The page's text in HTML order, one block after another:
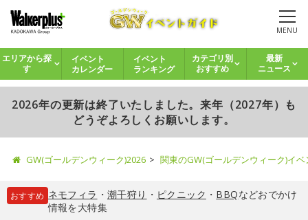
MENU
エリアから探
す
イベント
カレンダー
イベント
ランキング
カテゴリ別
おすすめ
最新
ニュース
2026年の更新は終了いたしました。来年（2027年）も
どうぞよろしくお願いします。
GW(ゴールデンウィーク)2026 関東のGW(ゴールデンウィーク)イ
おすすめ ネモフィラ ・ 潮干狩り ・ ピクニック ・ BBQなどおでかけ
情報を大特集